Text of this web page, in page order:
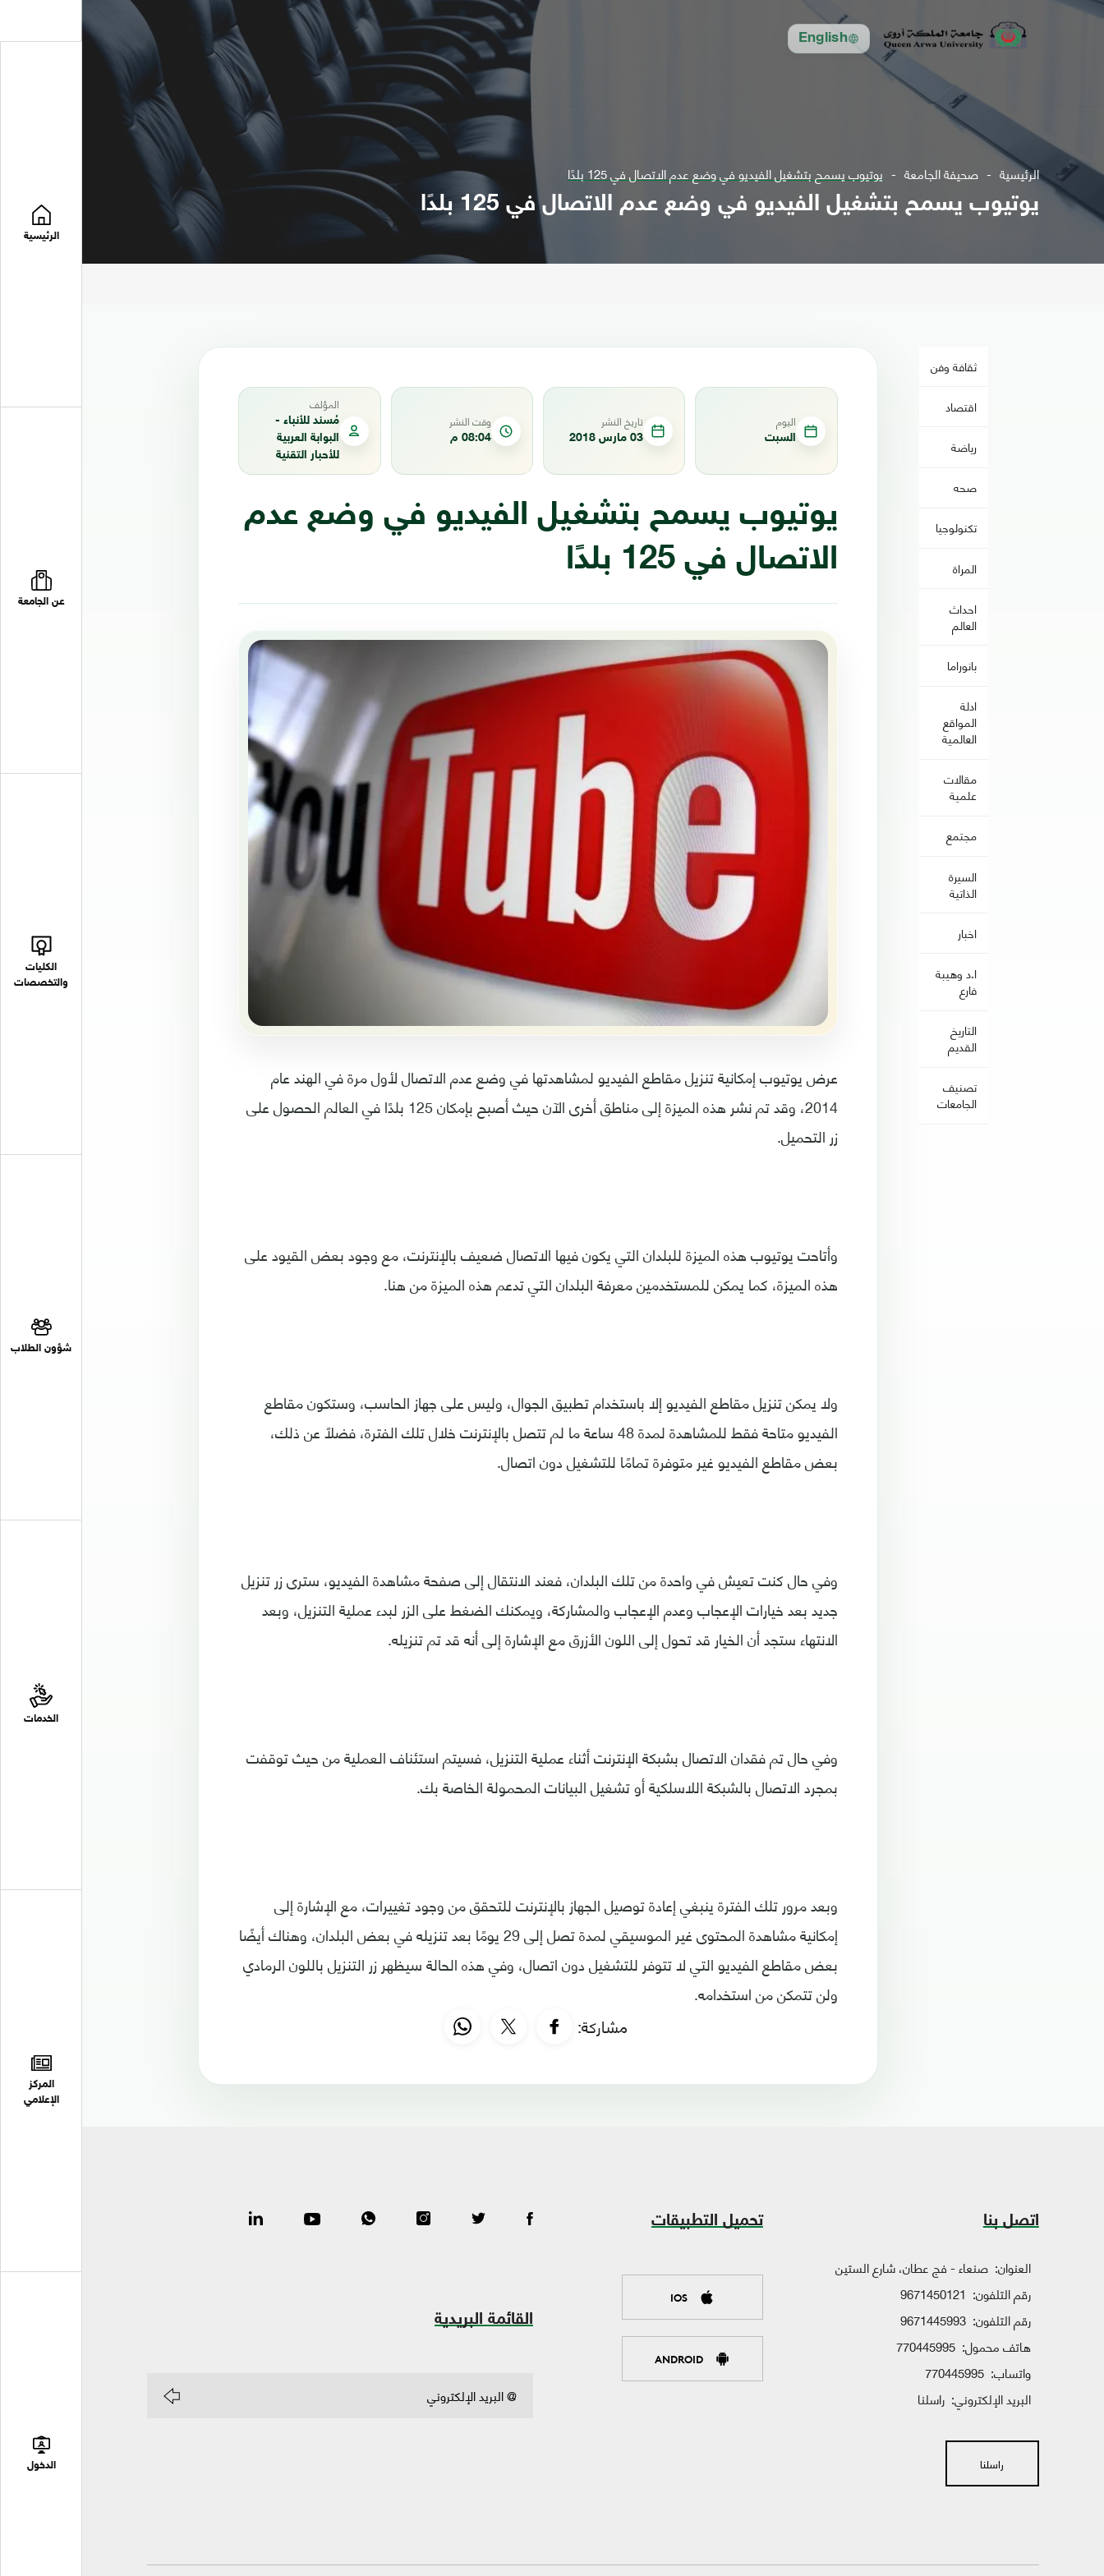
English
الرئيسية
عن الجامعة
الكليات
والتخصصات
شؤون الطلاب
الخدمات
المركز
الإعلامي
الدخول
الرئيسية صحيفة الجامعة يوتيوب يسمح بتشغيل الفيديو في وضع عدم الاتصال في 125 بلدًا
يوتيوب يسمح بتشغيل الفيديو في وضع عدم الاتصال في 125 بلدًا
ثقافة وفن
اقتصاد
رياضة
صحه
تكنولوجيا
المراة
احداث
العالم
بانوراما
ادلة
المواقع
العالمية
مقالات
علمية
مجتمع
السيرة
الذاتية
اخبار
ا.د وهيبة
فارع
التاريخ
القديم
تصنيف
الجامعات
اليوم
السبت
تاريخ النشر
03 مارس 2018
وقت النشر
08:04 م
المؤلف
مُسند للأنباء -
البوابة العربية
للأحبار التقنية
يوتيوب يسمح بتشغيل الفيديو في وضع عدم
الاتصال في 125 بلدًا
عرض يوتيوب إمكانية تنزيل مقاطع الفيديو لمشاهدتها في وضع عدم الاتصال لأول مرة في الهند عام
2014، وقد تم نشر هذه الميزة إلى مناطق أخرى الآن حيث أصبح بإمكان 125 بلدًا في العالم الحصول على
زر التحميل.
وأتاحت يوتيوب هذه الميزة للبلدان التي يكون فيها الاتصال ضعيف بالإنترنت، مع وجود بعض القيود على
هذه الميزة، كما يمكن للمستخدمين معرفة البلدان التي تدعم هذه الميزة من هنا.
ولا يمكن تنزيل مقاطع الفيديو إلا باستخدام تطبيق الجوال، وليس على جهاز الحاسب، وستكون مقاطع
الفيديو متاحة فقط للمشاهدة لمدة 48 ساعة ما لم تتصل بالإنترنت خلال تلك الفترة، فضلًا عن ذلك،
بعض مقاطع الفيديو غير متوفرة تمامًا للتشغيل دون اتصال.
وفي حال كنت تعيش في واحدة من تلك البلدان، فعند الانتقال إلى صفحة مشاهدة الفيديو، سترى زر تنزيل
جديد بعد خيارات الإعجاب وعدم الإعجاب والمشاركة، ويمكنك الضغط على الزر لبدء عملية التنزيل، وبعد
الانتهاء ستجد أن الخيار قد تحول إلى اللون الأزرق مع الإشارة إلى أنه قد تم تنزيله.
وفي حال تم فقدان الاتصال بشبكة الإنترنت أثناء عملية التنزيل، فسيتم استئناف العملية من حيث توقفت
بمجرد الاتصال بالشبكة اللاسلكية أو تشغيل البيانات المحمولة الخاصة بك.
وبعد مرور تلك الفترة ينبغي إعادة توصيل الجهاز بالإنترنت للتحقق من وجود تغييرات، مع الإشارة إلى
إمكانية مشاهدة المحتوى غير الموسيقي لمدة تصل إلى 29 يومًا بعد تنزيله في بعض البلدان، وهناك أيضًا
بعض مقاطع الفيديو التي لا تتوفر للتشغيل دون اتصال، وفي هذه الحالة سيظهر زر التنزيل باللون الرمادي
ولن تتمكن من استخدامه.
مشاركة:
اتصل بنا
العنوان: صنعاء - فج عطان، شارع الستين
رقم التلفون: 9671450121
رقم التلفون: 9671445993
هاتف محمول: 770445995
واتساب: 770445995
البريد الإلكتروني: راسلنا
راسلنا
تحميل التطبيقات
IOS
ANDROID
القائمة البريدية